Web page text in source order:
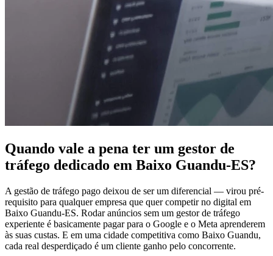
Quando vale a pena ter um gestor de
tráfego dedicado em Baixo Guandu-ES?
A gestão de tráfego pago deixou de ser um diferencial — virou pré-
requisito para qualquer empresa que quer competir no digital em
Baixo Guandu-ES. Rodar anúncios sem um gestor de tráfego
experiente é basicamente pagar para o Google e o Meta aprenderem
às suas custas. E em uma cidade competitiva como Baixo Guandu,
cada real desperdiçado é um cliente ganho pelo concorrente.